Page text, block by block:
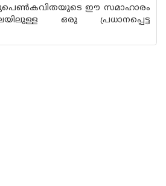
ഈ സമാഹാരം
ഒരു പ്രധാനപ്പെട്ട